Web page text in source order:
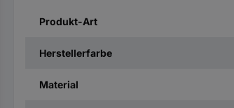
Produkt-Art
Herstellerfarbe
Material